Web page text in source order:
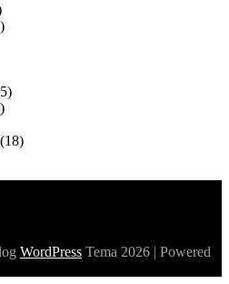
(18)
WordPress Tema 2026 | Powered